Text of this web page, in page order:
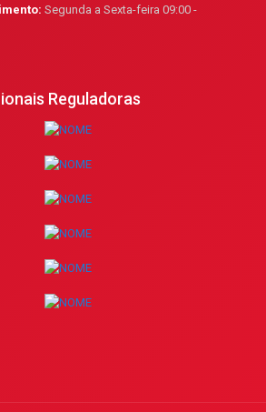
Segunda a Sexta-feira 09:00 -
Reguladoras